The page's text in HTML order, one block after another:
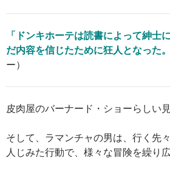
「ドンキホーテは読書によって紳士
だ内容を信じたために狂人となった。
ー）
皮肉屋のバーナード・ショーらしい
そして、ラマンチャの男は、行く先
人じみた行動で、様々な冒険を繰り